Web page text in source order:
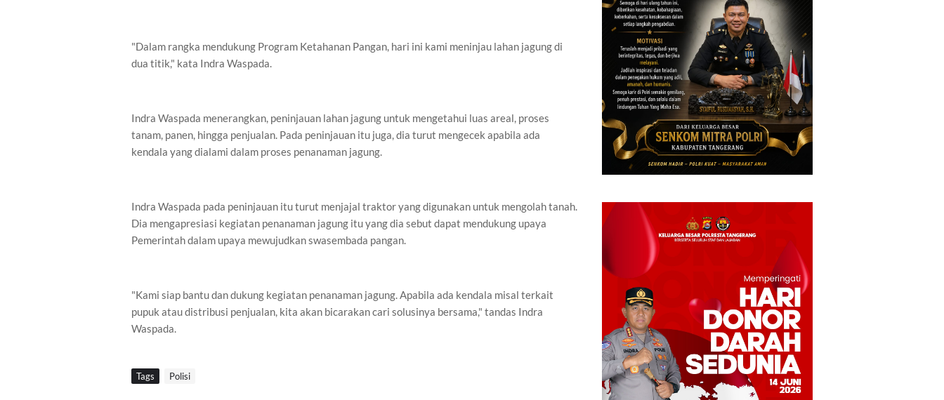
"Dalam rangka mendukung Program Ketahanan Pangan, hari ini kami meninjau lahan jagung di
dua titik," kata Indra Waspada.
Indra Waspada menerangkan, peninjauan lahan jagung untuk mengetahui luas areal, proses
tanam, panen, hingga penjualan. Pada peninjauan itu juga, dia turut mengecek apabila ada
kendala yang dialami dalam proses penanaman jagung.
Indra Waspada pada peninjauan itu turut menjajal traktor yang digunakan untuk mengolah tanah.
Dia mengapresiasi kegiatan penanaman jagung itu yang dia sebut dapat mendukung upaya
Pemerintah dalam upaya mewujudkan swasembada pangan.
"Kami siap bantu dan dukung kegiatan penanaman jagung. Apabila ada kendala misal terkait
pupuk atau distribusi penjualan, kita akan bicarakan cari solusinya bersama," tandas Indra
Waspada.
Tags Polisi